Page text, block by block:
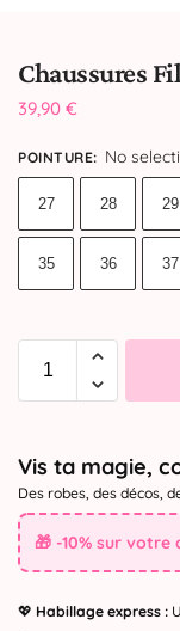
Chaussures
39,90 €
POINTURE: No
27 28 29
35 36 37
Vis ta magie,
Des robes, des décos,
🎁 -10% sur votre
💖 Habillage express :